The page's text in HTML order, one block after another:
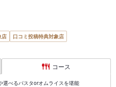
店
口コミ投稿特典対象店
コース
選べるパスタorオムライスを堪能